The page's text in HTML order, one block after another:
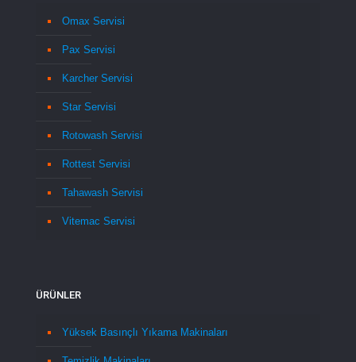
Omax Servisi
Pax Servisi
Karcher Servisi
Star Servisi
Rotowash Servisi
Rottest Servisi
Tahawash Servisi
Vitemac Servisi
ÜRÜNLER
Yüksek Basınçlı Yıkama Makinaları